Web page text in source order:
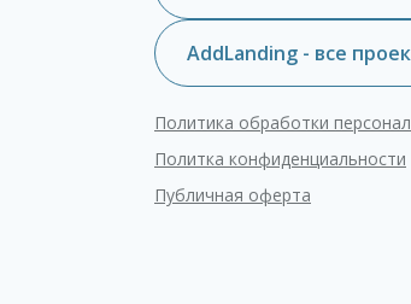
AddLanding - все
Политика обработки
Политка конфиденциальности
Публичная оферта